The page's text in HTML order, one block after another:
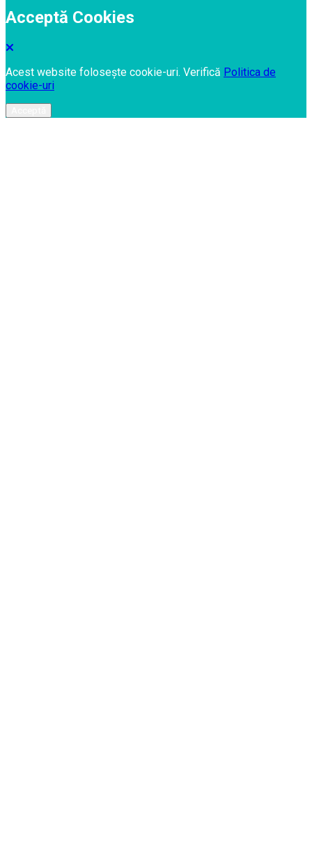
Acceptă Cookies
Acest website folosește cookie-uri. Verifică Politica de
cookie-uri